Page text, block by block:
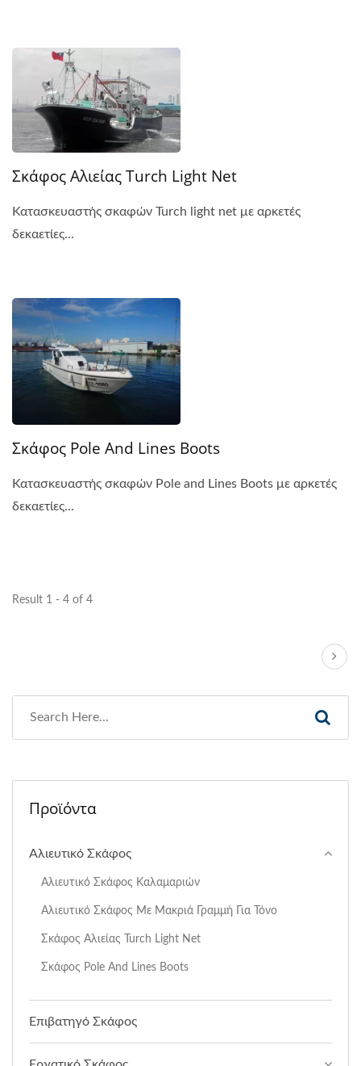
Σκάφος Αλιείας Turch Light Net
Κατασκευαστής σκαφών Turch light net με αρκετές
δεκαετίες...
Σκάφος Pole And Lines Boots
Κατασκευαστής σκαφών Pole and Lines Boots με αρκετές
δεκαετίες...
Result 1 - 4 of 4
Προϊόντα
Αλιευτικό Σκάφος
Αλιευτικό Σκάφος Καλαμαριών
Αλιευτικό Σκάφος Με Μακριά Γραμμή Για Τόνο
Σκάφος Αλιείας Turch Light Net
Σκάφος Pole And Lines Boots
Επιβατηγό Σκάφος